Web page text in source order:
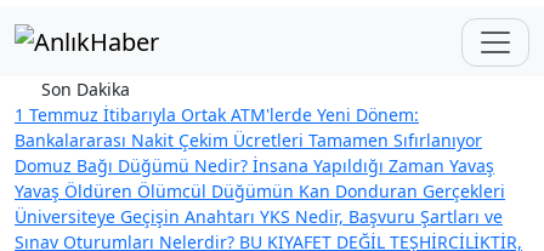
Son Dakika
1 Temmuz İtibarıyla Ortak ATM'lerde Yeni Dönem:
Bankalararası Nakit Çekim Ücretleri Tamamen Sıfırlanıyor
Domuz Bağı Düğümü Nedir? İnsana Yapıldığı Zaman Yavaş
Yavaş Öldüren Ölümcül Düğümün Kan Donduran Gerçekleri
Üniversiteye Geçişin Anahtarı YKS Nedir, Başvuru Şartları ve
Sınav Oturumları Nelerdir? BU KIYAFET DEĞİL TEŞHİRCİLİKTİR,